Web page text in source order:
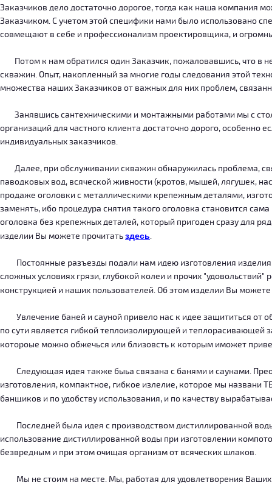
Заказчиков дело достаточно дорогое, тогда как наша компания
Заказчиком. С учетом этой специфики нами было использовано
совмещают в себе и профессионализм проектировщика, и
Потом к нам обратился один Заказчик, пожаловавшись, что в
скважин. Опыт, накопленный за многие годы следования этой
множества наших Заказчиков от важных для них проблем,
Занявшись сантехническими и монтажными работами мы с
организаций для частного клиента достаточно дорого, особенно
индивидуальных заказчиков.
Далее, при обслуживании скважин обнаружилась проблема,
паводковых вод, всяческой живности (кротов, мышей, лягушек,
продаже оголовки с металлическими крепежным деталями,
заменять, ибо процедура снятия такого оголовка становится
оголовка без крепежных деталей, который пригоден сразу для
изделии Вы можете прочитатьздесь.
Постоянные разъезды подали нам идею изготовления
сложных условиях грязи, глубокой колеи и прочих
конструкцией и наших пользователей. Об этом изделии Вы
Увлечение баней и сауной привело нас к идее защититься от
по сути является гибкой теплоизолирующей и теплорасивающей
котороые можно обжечься или близовсть к которым иможет
Следующая идея также быьа связана с банями и саунами.
изготовления, компактное, гибкое излелие, которое мы
банщиков и по удобству использования, и по качеству
Последней была идея с производством дистиллированной
использование дистиллированной воды при изготовлении
безвредным и при этом очищая организм от всяческих шлаков.
Мы не стоим на месте. Мы, работая для удовлетворения Ваших